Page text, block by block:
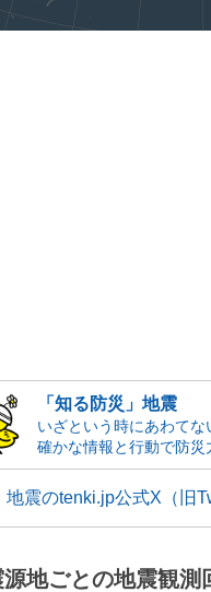
「知る防災」地震
いざという時にあわてな
確かな情報と行動で防災
地震のtenki.jp公式X（旧
源地ごとの地震観測